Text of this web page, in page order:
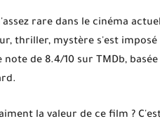
rare dans le cinéma actuel
thriller, mystère s'est imposé
note de 8.4/10 sur TMDb,
la valeur de ce film ?